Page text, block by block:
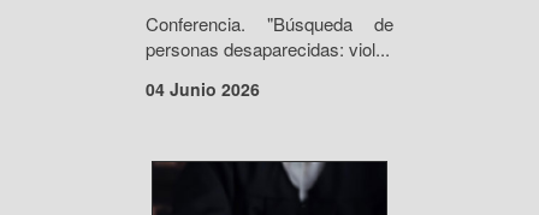
Conferencia. "Búsqueda de
personas desaparecidas: viol...
04 Junio 2026